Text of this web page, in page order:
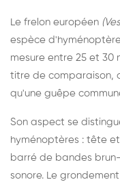
Le frelon européen
espèce
mesure entre 25 et 30
titre de comparaison,
qu'une guêpe
Son aspect se
hyménoptères : tête
barré de bandes
sonore. Le